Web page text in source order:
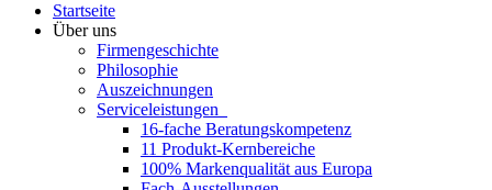
Startseite
Über uns
Firmengeschichte
Philosophie
Auszeichnungen
Serviceleistungen
16-fache Beratungskompetenz
11 Produkt-Kernbereiche
100% Markenqualität aus Europa